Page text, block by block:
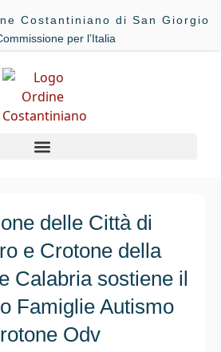
Costantiniano di San Giorgio
per l’Italia
delle Città di
e Crotone della
Calabria sostiene il
Famiglie Autismo
Odv